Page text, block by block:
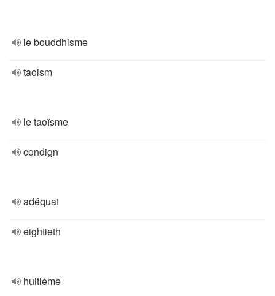
le bouddhisme
taoism
le taoïsme
condign
adéquat
eightieth
huitième